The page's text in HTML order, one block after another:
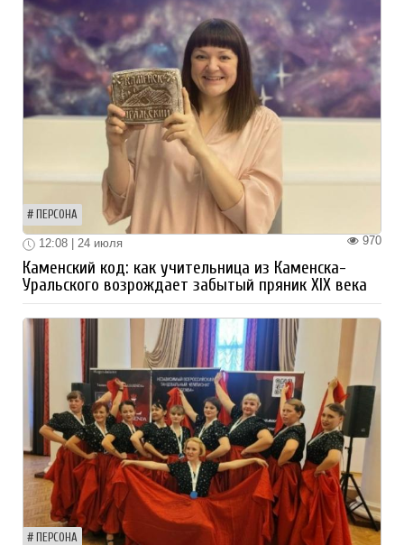
ПЕРСОНА
970
12:08 | 24 июля
Каменский код: как учительница из Каменска-
Уральского возрождает забытый пряник XIX века
ПЕРСОНА